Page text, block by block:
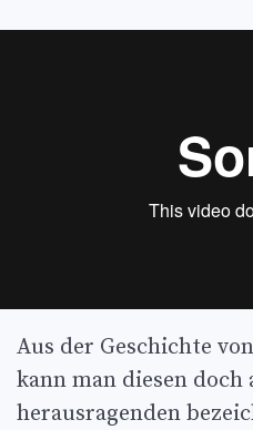
Aus der Geschichte
kann man diesen doch
herausragenden